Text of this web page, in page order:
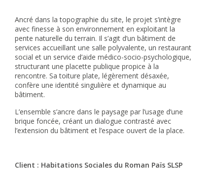
Ancré dans la topographie du site, le projet s’intègre
avec finesse à son environnement en exploitant la
pente naturelle du terrain. Il s’agit d’un bâtiment de
services accueillant une salle polyvalente, un restaurant
social et un service d’aide médico-socio-psychologique,
structurant une placette publique propice à la
rencontre. Sa toiture plate, légèrement désaxée,
confère une identité singulière et dynamique au
bâtiment.
L’ensemble s’ancre dans le paysage par l’usage d’une
brique foncée, créant un dialogue contrasté avec
l’extension du bâtiment et l’espace ouvert de la place.
Client : Habitations Sociales du Roman Païs SLSP